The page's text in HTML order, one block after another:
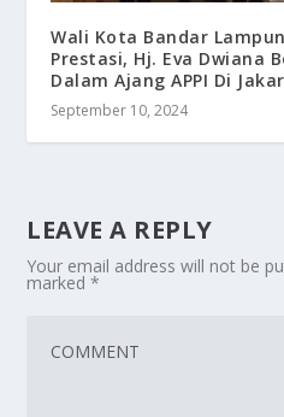
Wali Kota Bandar
Prestasi, Hj. Eva Dwiana
Dalam Ajang APPI Di
September 10, 2024
LEAVE A REPLY
Your email address will not be
marked*